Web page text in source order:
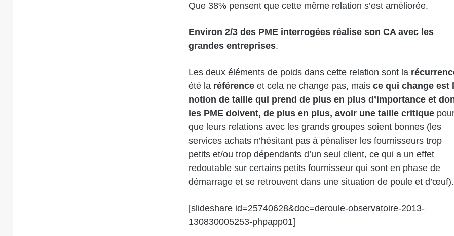
Que 38% pensent que cette même relation s’est améliorée.
Environ 2/3 des PME interrogées réalise son CA avec les
grandes entreprises.
Les deux éléments de poids dans cette relation sont la
été la référenceet cela ne change pas, mais ce qui change est
notion de taille qui prend de plus en plus d’importance et
les PME doivent, de plus en plus, avoir une taille critique
que leurs relations avec les grands groupes soient bonnes (les
services achats n’hésitant pas à pénaliser les fournisseurs trop
petits et/ou trop dépendants d’un seul client, ce qui a un effet
redoutable sur certains petits fournisseur qui sont en phase de
démarrage et se retrouvent dans une situation de poule et d’œuf).
[slideshare id=25740628&doc=deroule-observatoire-2013-
130830005253-phpapp01]